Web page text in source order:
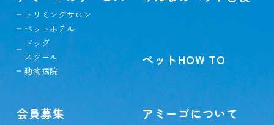
トリミングサロン
ペットホテル
ドッグ
スクール
動物病院
ペットHOW TO
会員募集 アミーゴについて